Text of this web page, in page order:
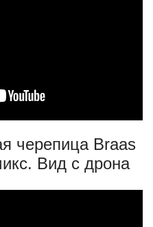
черепица Braas
Вид с дрона